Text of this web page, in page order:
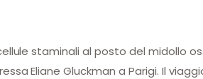
staminali al posto del midollo
Eliane Gluckman a Parigi. Il